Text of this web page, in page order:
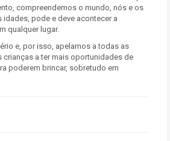
compreendemos o mundo, nós e os
idades, pode e deve acontecer a
qualquer lugar.
e, por isso, apelamos a todas as
crianças a ter mais oportunidades de
poderem brincar, sobretudo em